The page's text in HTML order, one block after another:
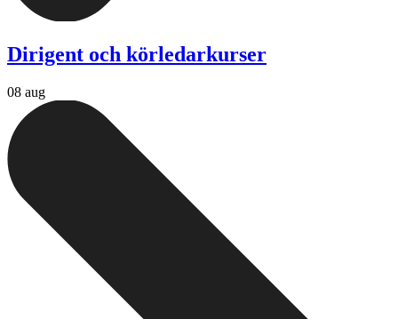
Dirigent och körledarkurser
08 aug